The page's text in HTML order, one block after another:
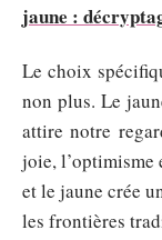
jaune :
Le choix
non plus. Le
attire notre
joie, l’optimisme
et le jaune crée
les frontières